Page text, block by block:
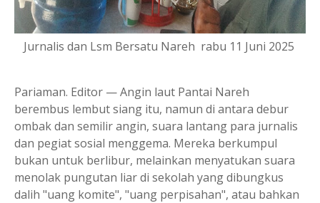
Jurnalis dan Lsm Bersatu Nareh rabu 11 Juni 2025
Pariaman. Editor — Angin laut Pantai Nareh
berembus lembut siang itu, namun di antara debur
ombak dan semilir angin, suara lantang para jurnalis
dan pegiat sosial menggema. Mereka berkumpul
bukan untuk berlibur, melainkan menyatukan suara
menolak pungutan liar di sekolah yang dibungkus
dalih "uang komite", "uang perpisahan", atau bahkan